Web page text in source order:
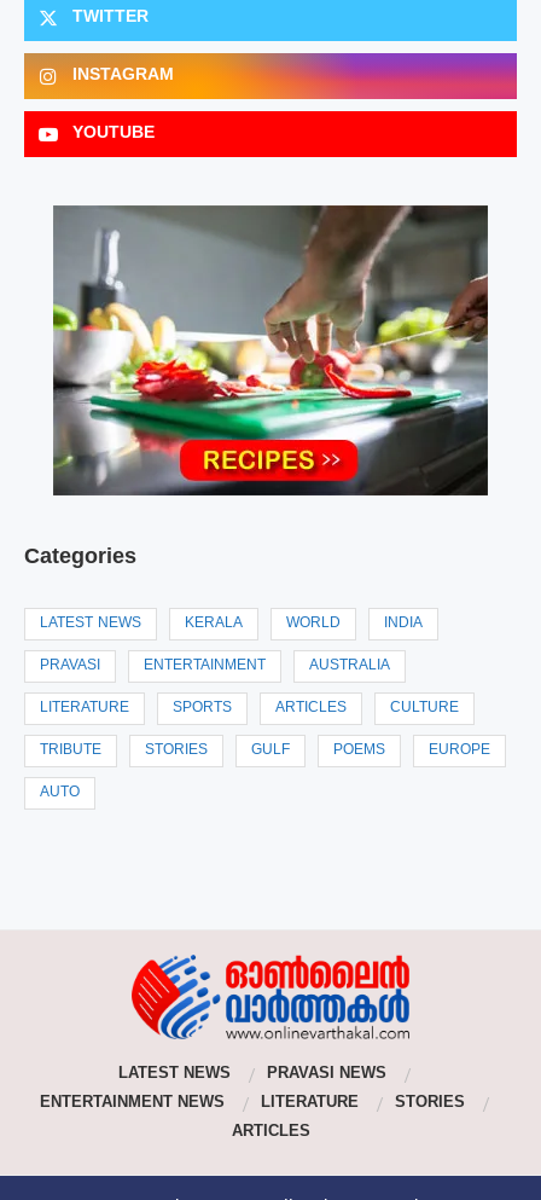
TWITTER
INSTAGRAM
YOUTUBE
Categories
LATEST NEWS KERALA WORLD INDIA
PRAVASI ENTERTAINMENT AUSTRALIA
LITERATURE SPORTS ARTICLES CULTURE
TRIBUTE STORIES GULF POEMS EUROPE
AUTO
LATEST NEWS
PRAVASI NEWS
ENTERTAINMENT NEWS
LITERATURE
STORIES
ARTICLES